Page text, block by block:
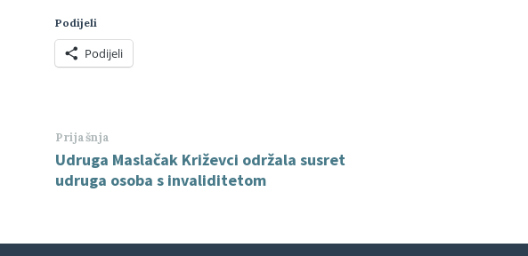
Podijeli
Podijeli
Prijašnja
Udruga Maslačak Križevci održala susret
udruga osoba s invaliditetom